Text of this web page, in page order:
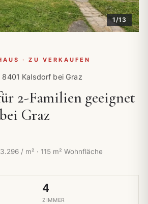
1/13
· ZU VERKAUFEN
Kalsdorf bei Graz
2-Familien geeignet
Graz
/ m² · 115 m² Wohnfläche
4
ZIMMER